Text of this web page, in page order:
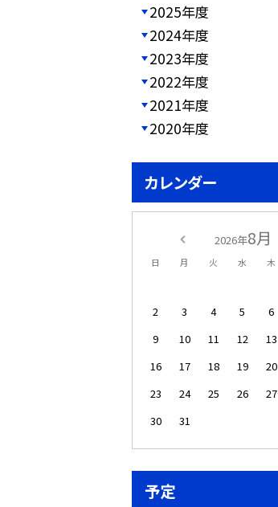
2025年度
2024年度
2023年度
2022年度
2021年度
2020年度
カレンダー
2026年8月
日 月 火 水 木
2
3 4 5 6
9
10 11 12 13
16
17 18 19 20
23
24 25 26 27
30
31
予定